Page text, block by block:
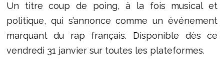
Un titre coup de poing, à la fois musical et
politique, qui s’annonce comme un événement
marquant du rap français. Disponible dès ce
vendredi 31 janvier sur toutes les plateformes.